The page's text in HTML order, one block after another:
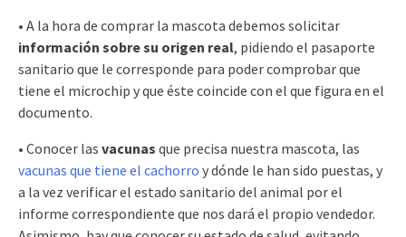
• A la hora de comprar la mascota debemos solicitar
información sobre su origen real, pidiendo el pasaporte
sanitario que le corresponde para poder comprobar que
tiene el microchip y que éste coincide con el que figura en el
documento.
• Conocer las vacunas que precisa nuestra mascota, las
vacunas que tiene el cachorro y dónde le han sido puestas, y
a la vez verificar el estado sanitario del animal por el
informe correspondiente que nos dará el propio vendedor.